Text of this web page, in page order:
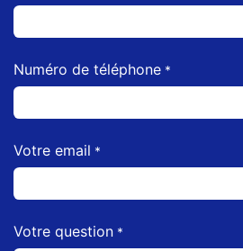
Numéro de téléphone *
Votre email *
Votre question *